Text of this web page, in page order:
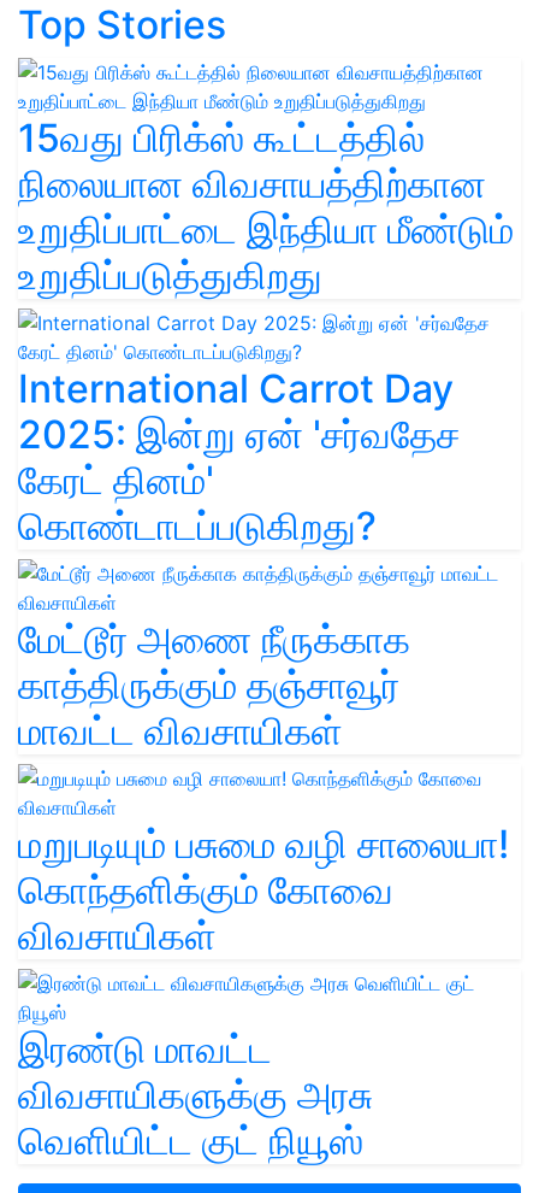
Top Stories
15வது பிரிக்ஸ் கூட்டத்தில்
நிலையான விவசாயத்திற்கான
உறுதிப்பாட்டை இந்தியா மீண்டும்
உறுதிப்படுத்துகிறது
International Carrot Day
2025: இன்று ஏன் 'சர்வதேச
கேரட் தினம்'
கொண்டாடப்படுகிறது?
மேட்டூர் அணை நீருக்காக
காத்திருக்கும் தஞ்சாவூர்
மாவட்ட விவசாயிகள்
மறுபடியும் பசுமை வழி சாலையா!
கொந்தளிக்கும் கோவை
விவசாயிகள்
இரண்டு மாவட்ட
விவசாயிகளுக்கு அரசு
வெளியிட்ட குட் நியூஸ்